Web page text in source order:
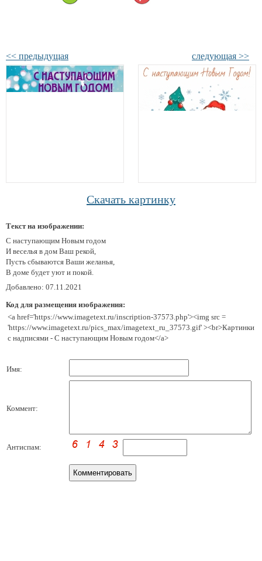
<< предыдущая следующая >>
Скачать картинку
Текст на изображении:
С наступающим Новым годом
И веселья в дом Ваш рекой,
Пусть сбываются Ваши желанья,
В доме будет уют и покой.
Добавлено: 07.11.2021
Код для размещения изображения:
<a href='https://www.imagetext.ru/inscription-37573.php'><img src =
'https://www.imagetext.ru/pics_max/imagetext_ru_37573.gif' ><br>Картинки
с надписями - С наступающим Новым годом</a>
Имя:
Коммент:
Антиспам: